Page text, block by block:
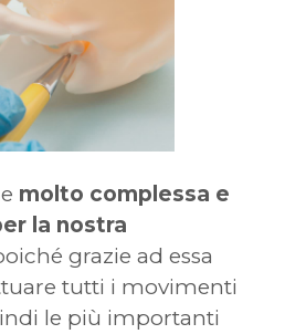
molto complessa e
la nostra
grazie ad essa
tutti i movimenti
le più importanti